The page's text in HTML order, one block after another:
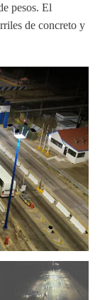
pesos. El
de concreto y